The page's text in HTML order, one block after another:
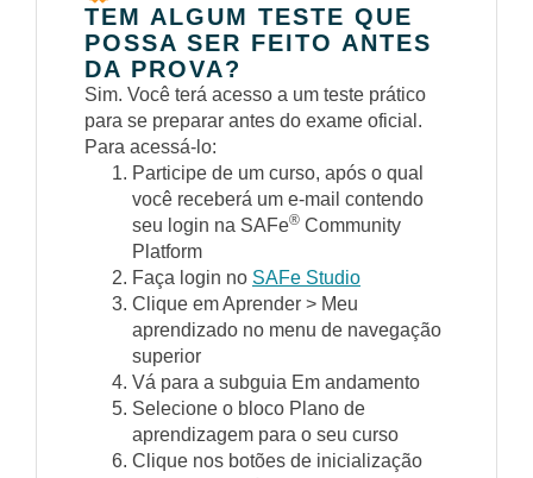
TEM ALGUM TESTE QUE
POSSA SER FEITO ANTES
DA PROVA?
Sim. Você terá acesso a um teste prático
para se preparar antes do exame oficial.
Para acessá-lo:
Participe de um curso, após o qual
você receberá um e-mail contendo
seu login na SAFe® Community
Platform
Faça login no SAFe Studio
Clique em Aprender > Meu
aprendizado no menu de navegação
superior
Vá para a subguia Em andamento
Selecione o bloco Plano de
aprendizagem para o seu curso
Clique nos botões de inicialização